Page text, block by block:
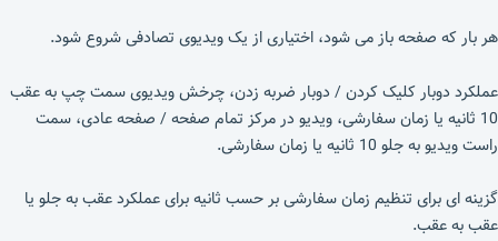
هر بار که صفحه باز می شود، اختیاری از یک ویدیوی تصادفی شروع شود.
عملکرد دوبار کلیک کردن / دوبار ضربه زدن، چرخش ویدیوی سمت چپ به عقب
10 ثانیه یا زمان سفارشی، ویدیو در مرکز تمام صفحه / صفحه عادی، سمت
راست ویدیو به جلو 10 ثانیه یا زمان سفارشی.
گزینه ای برای تنظیم زمان سفارشی بر حسب ثانیه برای عملکرد عقب به جلو یا
عقب به عقب.